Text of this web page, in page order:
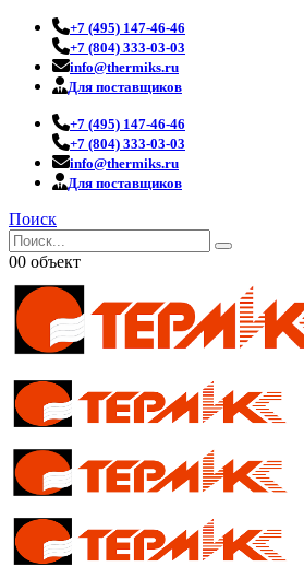
+7 (495) 147-46-46
+7 (804) 333-03-03
info@thermiks.ru
Для поставщиков
+7 (495) 147-46-46
+7 (804) 333-03-03
info@thermiks.ru
Для поставщиков
Поиск
00 объект